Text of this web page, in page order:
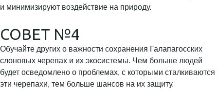
и минимизируют воздействие на природу.
СОВЕТ №4
Обучайте других о важности сохранения Галапагосских
слоновых черепах и их экосистемы. Чем больше людей
будет осведомлено о проблемах, с которыми сталкиваются
эти черепахи, тем больше шансов на их защиту.